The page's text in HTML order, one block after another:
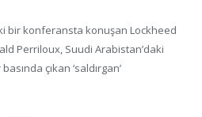
bir konferansta konuşan Lockheed
Perriloux, Suudi Arabistan’daki
çıkan ‘saldırgan’